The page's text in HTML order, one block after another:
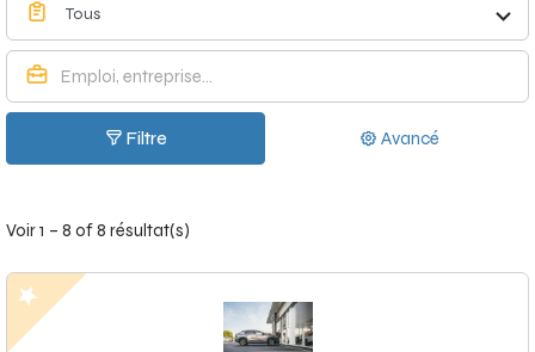
Tous
Filtre Avancé
Voir 1 – 8 of 8 résultat(s)